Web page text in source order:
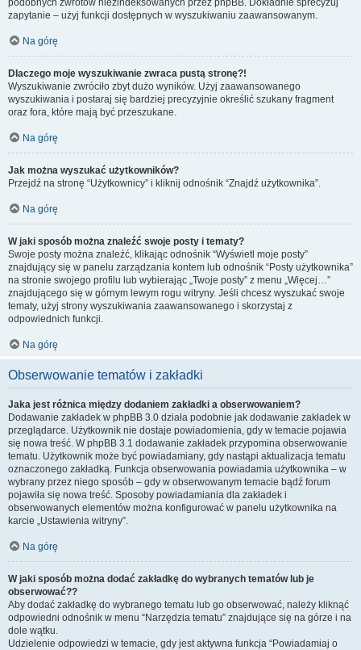
podobnych zwrotów niezindeksowanych przez phpBB. Dokładnie sprecyzuj
zapytanie – użyj funkcji dostępnych w wyszukiwaniu zaawansowanym.
Na górę
Dlaczego moje wyszukiwanie zwraca pustą stronę?!
Wyszukiwanie zwróciło zbyt dużo wyników. Użyj zaawansowanego
wyszukiwania i postaraj się bardziej precyzyjnie określić szukany fragment
oraz fora, które mają być przeszukane.
Na górę
Jak można wyszukać użytkowników?
Przejdź na stronę “Użytkownicy” i kliknij odnośnik “Znajdź użytkownika”.
Na górę
W jaki sposób można znaleźć swoje posty i tematy?
Swoje posty można znaleźć, klikając odnośnik “Wyświetl moje posty”
znajdujący się w panelu zarządzania kontem lub odnośnik “Posty użytkownika”
na stronie swojego profilu lub wybierając „Twoje posty” z menu „Więcej…”
znajdującego się w górnym lewym rogu witryny. Jeśli chcesz wyszukać swoje
tematy, użyj strony wyszukiwania zaawansowanego i skorzystaj z
odpowiednich funkcji.
Na górę
Obserwowanie tematów i zakładki
Jaka jest różnica między dodaniem zakładki a obserwowaniem?
Dodawanie zakładek w phpBB 3.0 działa podobnie jak dodawanie zakładek w
przeglądarce. Użytkownik nie dostaje powiadomienia, gdy w temacie pojawia
się nowa treść. W phpBB 3.1 dodawanie zakładek przypomina obserwowanie
tematu. Użytkownik może być powiadamiany, gdy nastąpi aktualizacja tematu
oznaczonego zakładką. Funkcja obserwowania powiadamia użytkownika – w
wybrany przez niego sposób – gdy w obserwowanym temacie bądź forum
pojawiła się nowa treść. Sposoby powiadamiania dla zakładek i
obserwowanych elementów można konfigurować w panelu użytkownika na
karcie „Ustawienia witryny”.
Na górę
W jaki sposób można dodać zakładkę do wybranych tematów lub je
obserwować??
Aby dodać zakładkę do wybranego tematu lub go obserwować, należy kliknąć
odpowiedni odnośnik w menu “Narzędzia tematu” znajdujące się na górze i na
dole wątku.
Udzielenie odpowiedzi w temacie, gdy jest aktywna funkcja “Powiadamiaj o